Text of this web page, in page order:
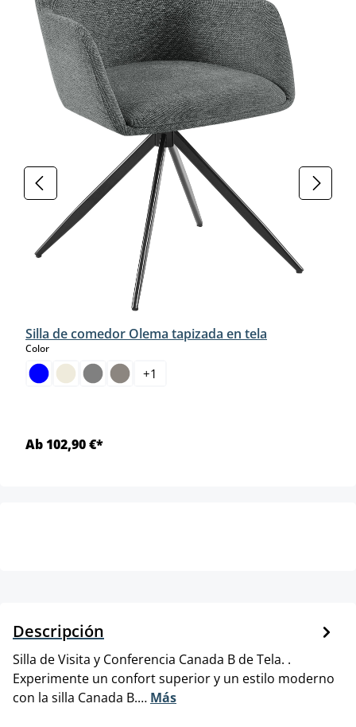
Silla de comedor Olema tapizada en tela
Colorselect
+1
Ab 102,90 €*
Descripción
Silla de Visita y Conferencia Canada B de Tela. .
Experimente un confort superior y un estilo moderno
con la silla Canada B.… Más